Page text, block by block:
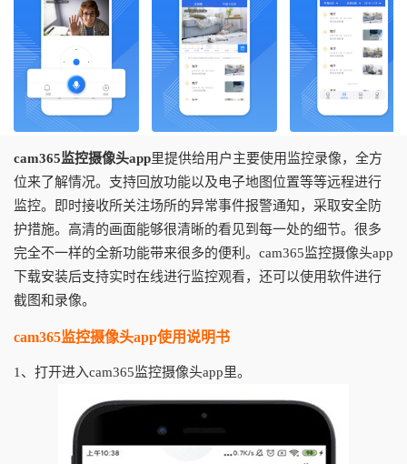
cam365监控摄像头app里提供给用户主要使用监控录像，全方
位来了解情况。支持回放功能以及电子地图位置等等远程进行
监控。即时接收所关注场所的异常事件报警通知，采取安全防
护措施。高清的画面能够很清晰的看见到每一处的细节。很多
完全不一样的全新功能带来很多的便利。cam365监控摄像头app
下载安装后支持实时在线进行监控观看，还可以使用软件进行
截图和录像。
cam365监控摄像头app使用说明书
1、打开进入cam365监控摄像头app里。